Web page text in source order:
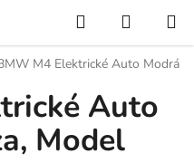
Hledat
KOŠÍK
M4 Elektrické Auto Modrá
Auto
Model